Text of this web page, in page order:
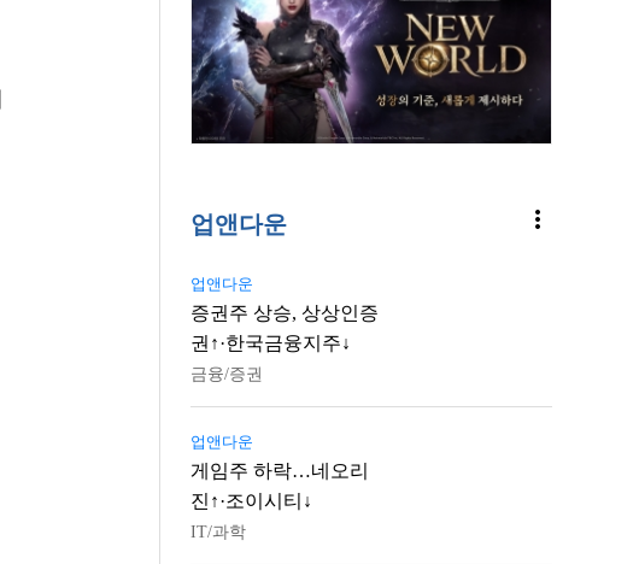
업앤다운 more_vert
업앤다운
증권주 상승, 상상인증
권↑·한국금융지주↓
금융/증권
업앤다운
게임주 하락…네오리
진↑·조이시티↓
IT/과학